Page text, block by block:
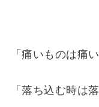
「痛いものは痛い
「落ち込む時は